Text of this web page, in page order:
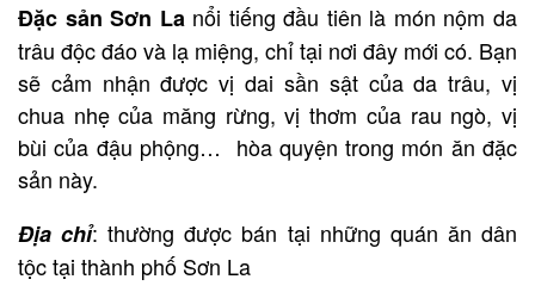
Đặc sản Sơn La nổi tiếng đầu tiên là món nộm da
trâu độc đáo và lạ miệng, chỉ tại nơi đây mới có. Bạn
sẽ cảm nhận được vị dai sần sật của da trâu, vị
chua nhẹ của măng rừng, vị thơm của rau ngò, vị
bùi của đậu phộng… hòa quyện trong món ăn đặc
sản này.
Địa chỉ: thường được bán tại những quán ăn dân
tộc tại thành phố Sơn La